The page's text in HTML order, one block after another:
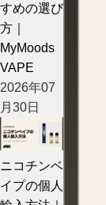
すめの選び
方｜
MyMoods
VAPE
2026年07
月30日
ニコチンベ
イプの個人